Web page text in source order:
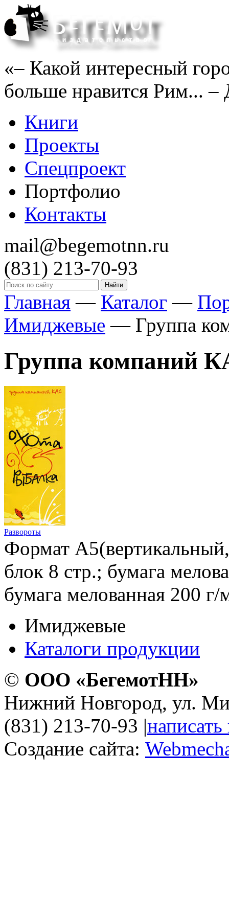
«– Какой интересный
больше нравится Рим... –
Книги
Проекты
Спецпроект
Портфолио
Контакты
mail@begemotnn.ru
(831) 213-70-93
Главная — Каталог —
Имиджевые — Группа
Группа компаний
Развороты
Формат
блок 8 стр.; бумага
бумага мелованная 200
Имиджевые
Каталоги продукции
© ООО «БегемотНН»
Нижний Новгород, ул.
(831) 213-70-93 |
Создание сайта: